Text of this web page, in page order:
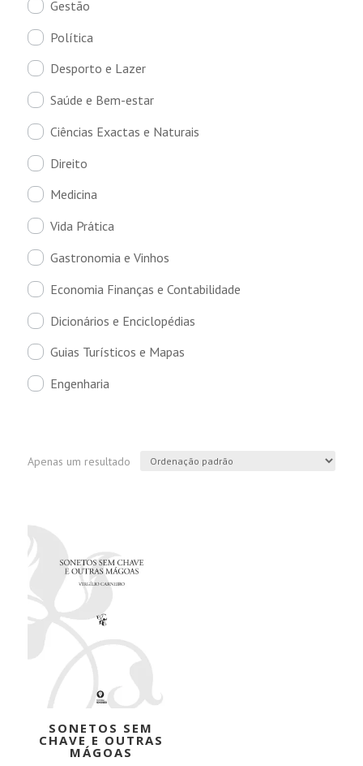
Gestão
Política
Desporto e Lazer
Saúde e Bem-estar
Ciências Exactas e Naturais
Direito
Medicina
Vida Prática
Gastronomia e Vinhos
Economia Finanças e Contabilidade
Dicionários e Enciclopédias
Guias Turísticos e Mapas
Engenharia
Apenas um resultado
SONETOS SEM
CHAVE E OUTRAS
MÁGOAS